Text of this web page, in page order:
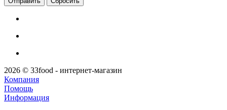
2026 © 33food - интернет-магазин
Компания
Помощь
Информация